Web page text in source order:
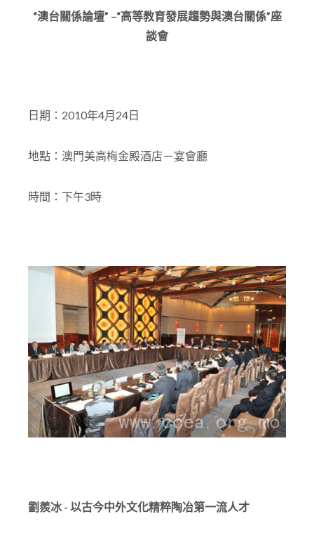
“澳台關係論壇” –“高等教育發展趨勢與澳台關係”座
談會
日期：2010年4月24日
地點：澳門美高梅金殿酒店－宴會廳
時間：下午3時
劉羨冰 - 以古今中外文化精粹陶冶第一流人才